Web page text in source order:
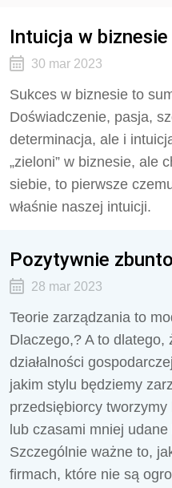
Intuicja w biznesie
30 mar 2023
Sukces w biznesie to
Doświadczenie, pasja,
determinacja, ale i
„zieloni” w biznesie, ale
siebie, to pierwsze
właśnie naszej intuicji.
Pozytywnie
28 mar 2023
Teorie zarządzania to
Dlaczego,? A to dlatego,
działalności
jakim stylu będziemy
przedsiębiorcy
lub czasami mniej
Szczególnie ważne to,
firmach, które nie są